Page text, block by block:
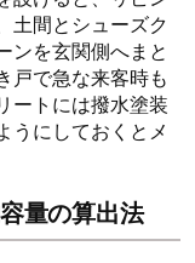
土間とシューズク
ンを玄関側へまと
戸で急な来客時も
ートには撥水塗装
うにしておくとメ
量の算出法